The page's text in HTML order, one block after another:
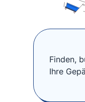
Finden,
Ihre